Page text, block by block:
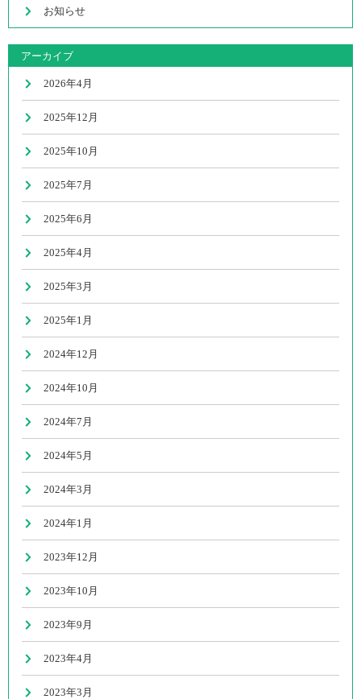
お知らせ
アーカイブ
2026年4月
2025年12月
2025年10月
2025年7月
2025年6月
2025年4月
2025年3月
2025年1月
2024年12月
2024年10月
2024年7月
2024年5月
2024年3月
2024年1月
2023年12月
2023年10月
2023年9月
2023年4月
2023年3月